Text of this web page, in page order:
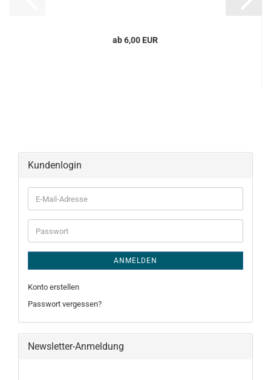
ab 6,00 EUR
Kundenlogin
E-
Mail-
Adresse
Passwort
ANMELDEN
Konto erstellen
Passwort vergessen?
Newsletter-Anmeldung